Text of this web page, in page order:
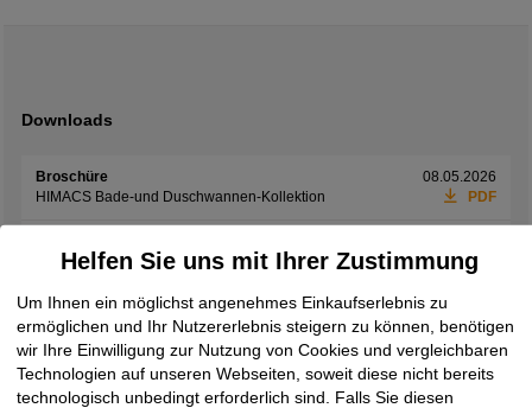
Downloads
Broschüre
HIMACS Bade-und Duschwannen-Kollektion
08.05.2026
PDF
HIMACS Küche & Bad
PDF
Katalog
HIMACS Gesamtkatalog 2026
08.05.2026
PDF
Pflege- und Reinigungshinweis
HIMACS Nutzung & Pflege
08.05.2026
Helfen Sie uns mit Ihrer Zustimmung
Um Ihnen ein möglichst angenehmes Einkaufserlebnis zu
ermöglichen und Ihr Nutzererlebnis steigern zu können, benötigen
wir Ihre Einwilligung zur Nutzung von Cookies und vergleichbaren
Technologien auf unseren Webseiten, soweit diese nicht bereits
technologisch unbedingt erforderlich sind. Falls Sie diesen